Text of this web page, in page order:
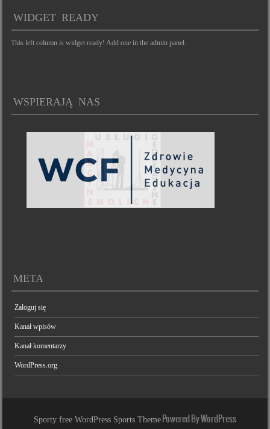
WIDGET READY
This left column is widget ready! Add one in the admin panel.
WSPIERAJĄ NAS
META
Zaloguj się
Kanał wpisów
Kanał komentarzy
WordPress.org
Sporty free WordPress Sports Theme Powered By WordPress